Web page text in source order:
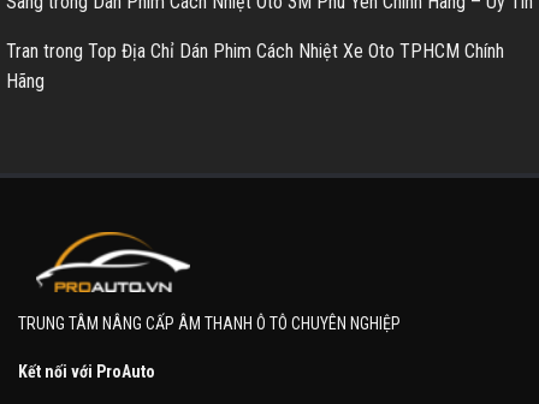
Tran trong Top Địa Chỉ Dán Phim Cách Nhiệt Xe Oto TPHCM Chính
Hãng
TRUNG TÂM NÂNG CẤP ÂM THANH Ô TÔ CHUYÊN NGHIỆP
Kết nối với ProAuto